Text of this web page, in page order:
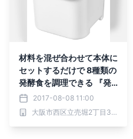
材料を混ぜ合わせて本体に
セットするだけで 8種類の
発酵食を調理できる 『発
酵美人 YXA‐100』を8月
中旬より順次新発売！
2017-08-08 11:00
大阪市西区立売堀2丁目3番16号 株式会社山善 (証券コード：8051)